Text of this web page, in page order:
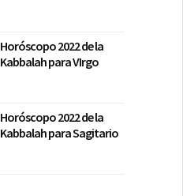
Horóscopo 2022 de la
Kabbalah para VIrgo
Horóscopo 2022 de la
Kabbalah para Sagitario